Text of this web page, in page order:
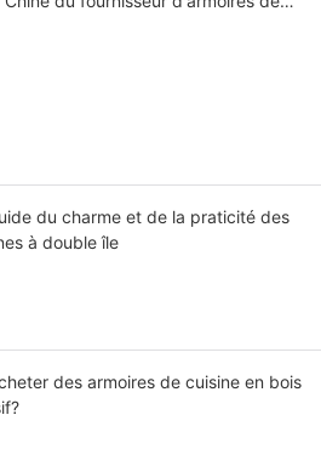
du charme et de la praticité des
à double île
des armoires de cuisine en bois